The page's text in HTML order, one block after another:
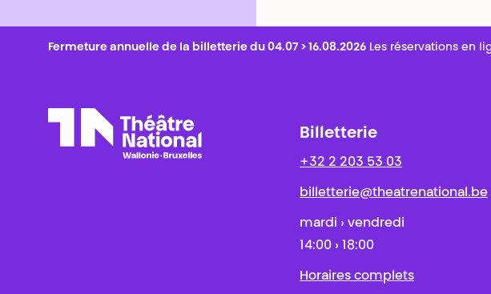
Fermeture annuelle de la billetterie du 04.07 > 16.08.2026 Les réservations en
Billetterie
+32 2 203 53 03
billetterie@theatrenational.be
mardi › vendredi
14:00 › 18:00
Horaires complets